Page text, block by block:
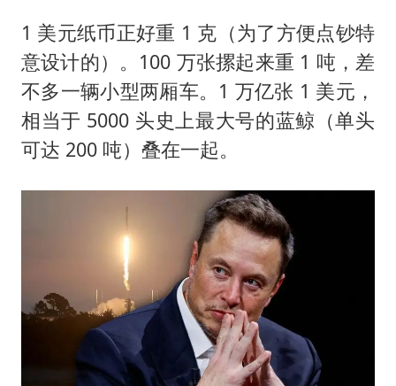
1 美元纸币正好重 1 克（为了方便点钞特
意设计的）。100 万张摞起来重 1 吨，差
不多一辆小型两厢车。1 万亿张 1 美元，
相当于 5000 头史上最大号的蓝鲸（单头
可达 200 吨）叠在一起。